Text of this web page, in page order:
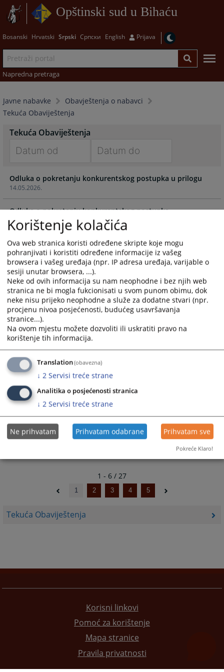
Opštinski sud u Bihaću
Bosanski Hrvatski Srpski Српски English Prijava
Napredna pretraga
Javne nabavke
Obavještenja o nabavci
Tekuća Obaviještenja
Tekuća Obaviještenja
Tekuća Obaviještenja
forward
to
interact
with
the
calendar
and
select
a
date.
Press
the
question
mark
key
to
get
the
keyboard
shortcuts
for
changing
forward
interact
with
the
calendar
and
select
a
date.
Press
the
question
key
to
the
keyboard
shortcuts
changing
14.05.2026.
Odluka o pokretanju konkurentskog postupka u prilogu
18.02.2026.
Odluka o pokretanju konkurentskog postupka
02.07.2025.
Odluka o izboru najpovoljnijeg ponuđača - Javna nabavka
kompjuterske opreme
10.06.2025.
Odluka o pokretanju konkurentskog postupka broj 17-0-
Su-25-000736 od 9.6.2025. godine.
28.05.2025.
Odluka o poništenju javne nabavke službenog vozila
13.05.2025.
Obavještenje o dodjeli ugovora
1 - 6 / 27
1 2 3 4 5
Korisni linkovi
Pomoć za korištenje
Mapa stranice
Pravila privatnosti
Korištenje kolačića
Ova web stranica koristi određene skripte koje mogu
pohranjivati i koristiti određene informacije iz vašeg
browsera i vašeg uređaja (npr. IP adresa uređaja, varijable o
sesiji unutar browsera, ...).
Neke od ovih informacija su nam neophodne i bez njih web
stranica ne bi mogla fukcionisati u svom punom obimu, dok
neke nisu prijeko neophodne a služe za dodatne stvari (npr.
procjenu nivoa posjećenosti, budućeg usavršavanja
stranice...).
Na ovom mjestu možete dozvoliti ili uskratiti pravo na
korištenje tih informacija.
Translation(obavezna)
↓ 2 Servisi treće strane
Analitika o posjećenosti stranica
↓ 2 Servisi treće strane
Ne prihvatam Prihvatam odabrane Prihvatam sve
Pokreće Klaro!